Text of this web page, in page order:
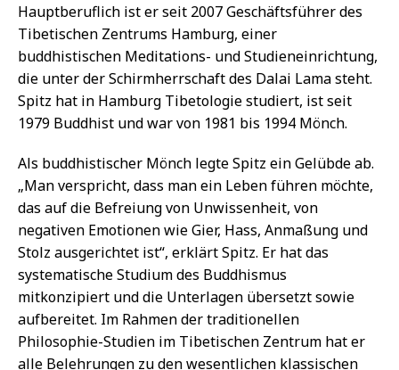
Hauptberuflich ist er seit 2007 Geschäftsführer des
Tibetischen Zentrums Hamburg, einer
buddhistischen Meditations- und Studieneinrichtung,
die unter der Schirmherrschaft des Dalai Lama steht.
Spitz hat in Hamburg Tibetologie studiert, ist seit
1979 Buddhist und war von 1981 bis 1994 Mönch.
Als buddhistischer Mönch legte Spitz ein Gelübde ab.
„Man verspricht, dass man ein Leben führen möchte,
das auf die Befreiung von Unwissenheit, von
negativen Emotionen wie Gier, Hass, Anmaßung und
Stolz ausgerichtet ist“, erklärt Spitz. Er hat das
systematische Studium des Buddhismus
mitkonzipiert und die Unterlagen übersetzt sowie
aufbereitet. Im Rahmen der traditionellen
Philosophie-Studien im Tibetischen Zentrum hat er
alle Belehrungen zu den wesentlichen klassischen